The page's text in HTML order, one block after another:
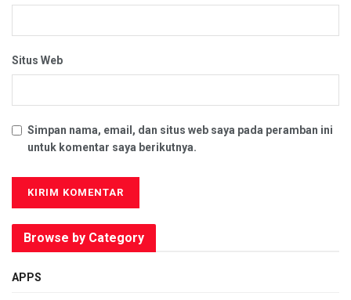
Situs Web
Simpan nama, email, dan situs web saya pada peramban ini
untuk komentar saya berikutnya.
Browse by Category
APPS